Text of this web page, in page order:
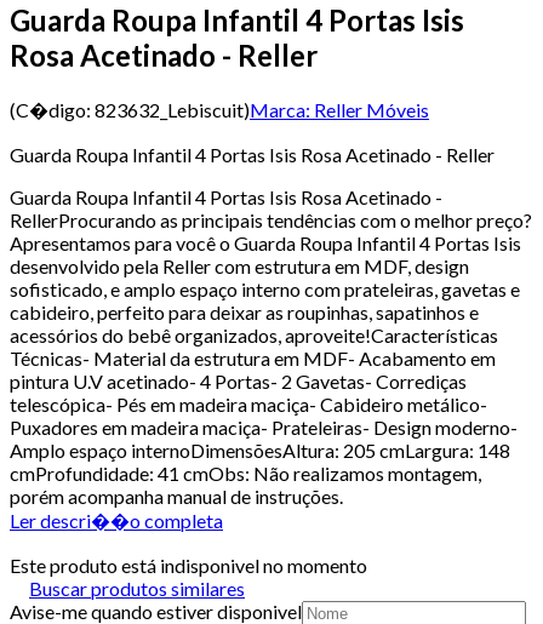
Guarda Roupa Infantil 4 Portas Isis
Rosa Acetinado - Reller
(C�digo: 823632_Lebiscuit)Marca: Reller Móveis
Guarda Roupa Infantil 4 Portas Isis Rosa Acetinado - Reller
Guarda Roupa Infantil 4 Portas Isis Rosa Acetinado -
RellerProcurando as principais tendências com o melhor preço?
Apresentamos para você o Guarda Roupa Infantil 4 Portas Isis
desenvolvido pela Reller com estrutura em MDF, design
sofisticado, e amplo espaço interno com prateleiras, gavetas e
cabideiro, perfeito para deixar as roupinhas, sapatinhos e
acessórios do bebê organizados, aproveite!Características
Técnicas- Material da estrutura em MDF- Acabamento em
pintura U.V acetinado- 4 Portas- 2 Gavetas- Corrediças
telescópica- Pés em madeira maciça- Cabideiro metálico-
Puxadores em madeira maciça- Prateleiras- Design moderno-
Amplo espaço internoDimensõesAltura: 205 cmLargura: 148
cmProfundidade: 41 cmObs: Não realizamos montagem,
porém acompanha manual de instruções.
Ler descri��o completa
Este produto está indisponivel no momento
Buscar produtos similares
Avise-me quando estiver disponivel